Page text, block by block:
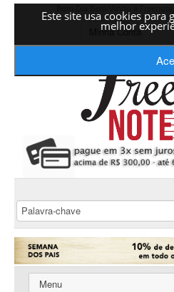
Este site usa cookies para
melhor